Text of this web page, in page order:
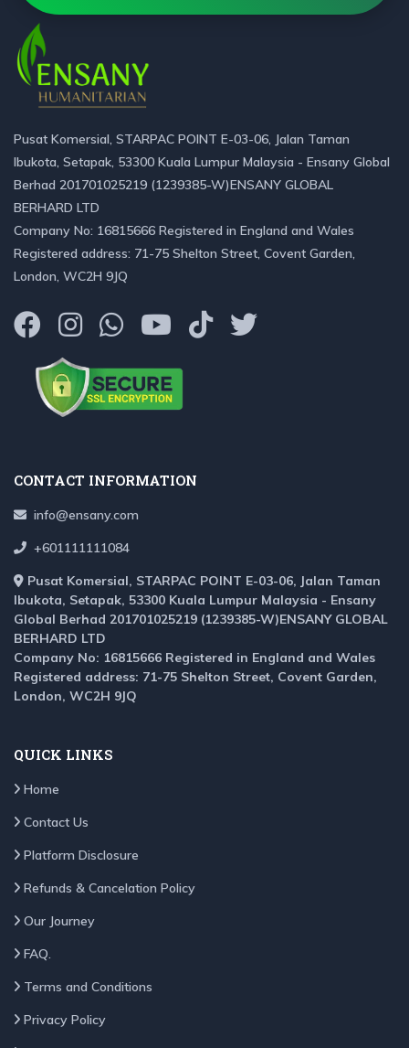
Pusat Komersial, STARPAC POINT E-03-06, Jalan Taman
Ibukota, Setapak, 53300 Kuala Lumpur Malaysia - Ensany Global
Berhad 201701025219 (1239385-W)ENSANY GLOBAL
BERHARD LTD
Company No: 16815666 Registered in England and Wales
Registered address: 71-75 Shelton Street, Covent Garden,
London, WC2H 9JQ
CONTACT INFORMATION
info@ensany.com
+601111111084
Pusat Komersial, STARPAC POINT E-03-06, Jalan Taman
Ibukota, Setapak, 53300 Kuala Lumpur Malaysia - Ensany
Global Berhad 201701025219 (1239385-W)ENSANY GLOBAL
BERHARD LTD
Company No: 16815666 Registered in England and Wales
Registered address: 71-75 Shelton Street, Covent Garden,
London, WC2H 9JQ
QUICK LINKS
Home
Contact Us
Platform Disclosure
Refunds & Cancelation Policy
Our Journey
FAQ.
Terms and Conditions
Privacy Policy